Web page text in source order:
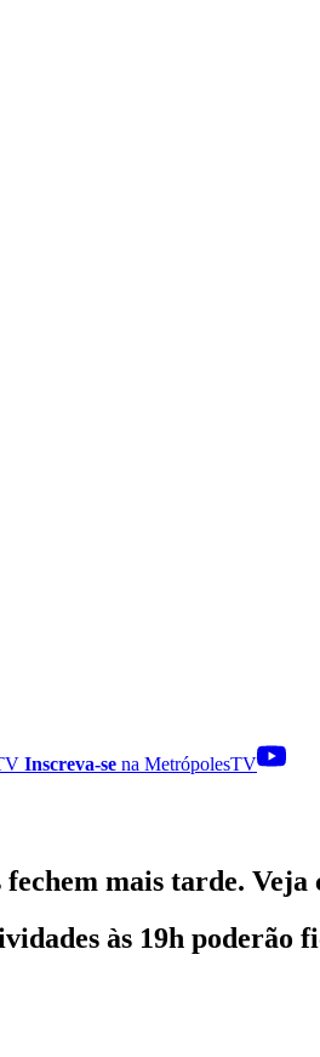
Inscreva-se na MetrópolesTV
mais tarde. Veja
às 19h poderão